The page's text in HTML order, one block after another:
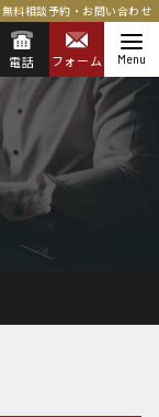
無料相談予約・お問い合わせ
電話 フォーム Menu